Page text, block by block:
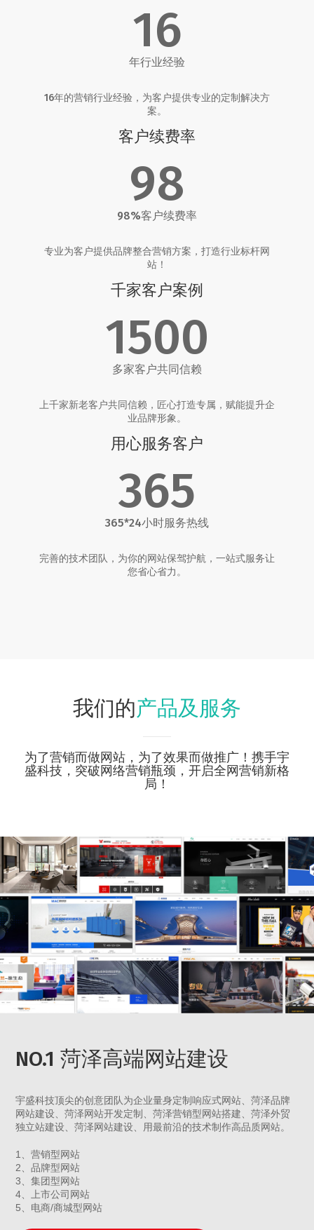
16
年行业经验
16年的营销行业经验，为客户提供专业的定制解决方
案。
客户续费率
98
98%客户续费率
专业为客户提供品牌整合营销方案，打造行业标杆网
站！
千家客户案例
1500
多家客户共同信赖
上千家新老客户共同信赖，匠心打造专属，赋能提升企
业品牌形象。
用心服务客户
365
365*24小时服务热线
完善的技术团队，为你的网站保驾护航，一站式服务让
您省心省力。
我们的产品及服务
为了营销而做网站，为了效果而做推广！携手宇
盛科技，突破网络营销瓶颈，开启全网营销新格
局！
NO.1 菏泽高端网站建设
宇盛科技顶尖的创意团队为企业量身定制响应式网站、菏泽品牌
网站建设、菏泽网站开发定制、菏泽营销型网站搭建、菏泽外贸
独立站建设、菏泽网站建设、用最前沿的技术制作高品质网站。
1、营销型网站
2、品牌型网站
3、集团型网站
4、上市公司网站
5、电商/商城型网站